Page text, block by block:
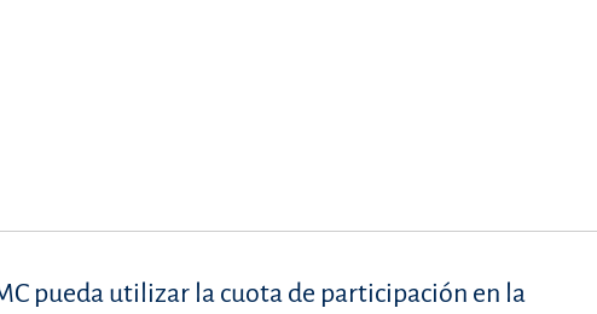
pueda utilizar la cuota de participación en la